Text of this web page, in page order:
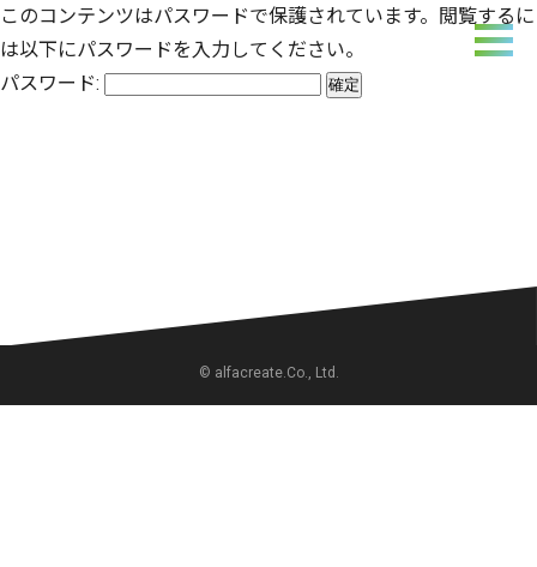
このコンテンツはパスワードで保護されています。閲覧するに
は以下にパスワードを入力してください。
パスワード:
© alfacreate.Co., Ltd.